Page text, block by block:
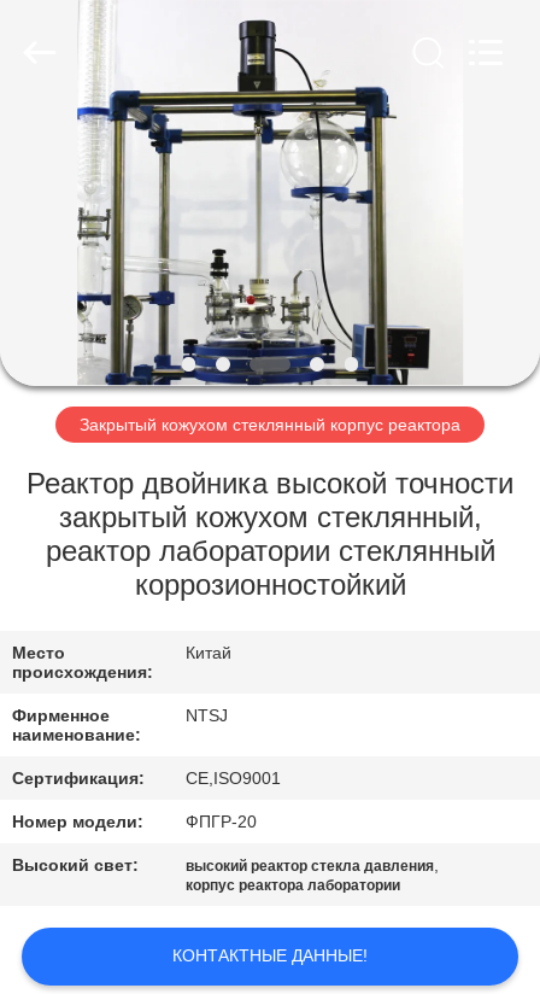
ДОМ
ПРОДУКТЫ
ПУТЕШЕСТВИЕ
ФАБРИКИ
ПРОВЕРКА
КАЧЕСТВА
МЫ
НОВОСТИ
СПРОСИТЕ
ЦИТАТУ
КАРТА
САЙТА
Закрытый кожухом стеклянный корпус реактора
Реактор двойника высокой точности
закрытый кожухом стеклянный,
реактор лаборатории стеклянный
коррозионностойкий
Место
происхождения:
Китай
Фирменное
наименование:
NTSJ
Сертификация: CE,ISO9001
Номер модели: ФПГР-20
Высокий свет: высокий реактор стекла давления,
корпус реактора лаборатории
КОНТАКТНЫЕ ДАННЫЕ!